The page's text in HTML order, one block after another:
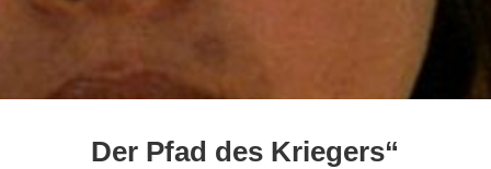
Der Pfad des Kriegers“